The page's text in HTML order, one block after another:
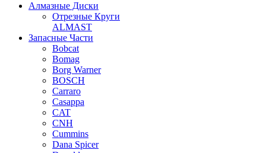
Алмазные Диски
Отрезные Круги
ALMAST
Запасные Части
Bobcat
Bomag
Borg Warner
BOSCH
Carraro
Casappa
CAT
CNH
Cummins
Dana Spicer